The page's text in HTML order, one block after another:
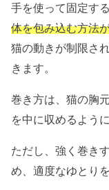
手を使って固定す
体を包み込む方法
猫の動きが制限さ
きます。
巻き方は、猫の胸
を中に収めるよう
ただし、強く巻き
め、適度なゆとり